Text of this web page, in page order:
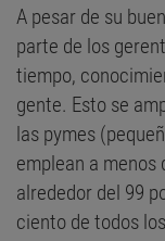
A pesar de su
parte de los
tiempo,
gente. Esto se
las pymes
emplean a menos
alrededor del 99
ciento de todos